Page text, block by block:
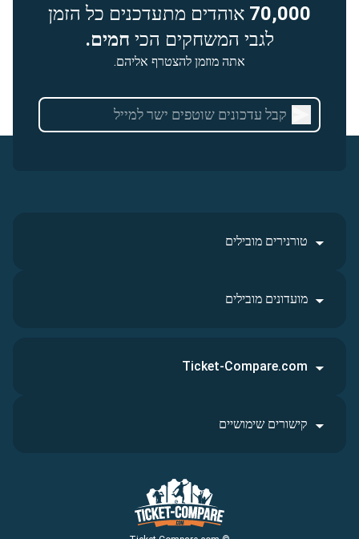
70,000 אוהדים מתעדכנים כל הזמן
לגבי המשחקים הכי חמים.
אתה מוזמן להצטרף אליהם.
טורנירים מובילים
מועדונים מובילים
Ticket-Compare.com
קישורים שימושיים